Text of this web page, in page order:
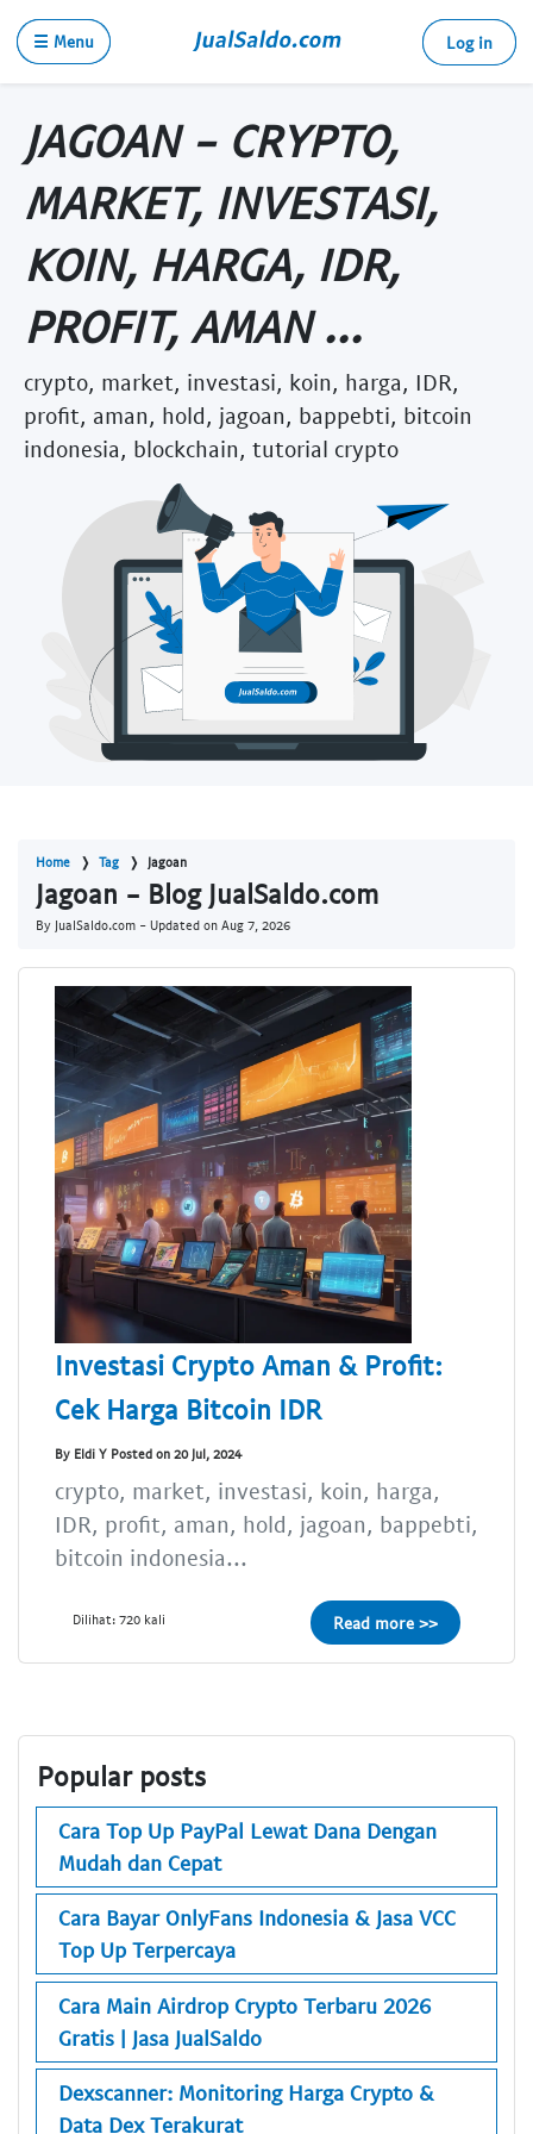
☰ Menu Log in
JAGOAN - CRYPTO,
MARKET, INVESTASI,
KOIN, HARGA, IDR,
PROFIT, AMAN ...
crypto, market, investasi, koin, harga, IDR,
profit, aman, hold, jagoan, bappebti, bitcoin
indonesia, blockchain, tutorial crypto
Home Tag Jagoan
Jagoan - Blog JualSaldo.com
By JualSaldo.com - Updated on Aug 7, 2026
Investasi Crypto Aman & Profit:
Cek Harga Bitcoin IDR
By Eldi Y Posted on 20 Jul, 2024
crypto, market, investasi, koin, harga,
IDR, profit, aman, hold, jagoan, bappebti,
bitcoin indonesia...
Dilihat: 720 kali Read more >>
Popular posts
Cara Top Up PayPal Lewat Dana Dengan
Mudah dan Cepat
Cara Bayar OnlyFans Indonesia & Jasa VCC
Top Up Terpercaya
Cara Main Airdrop Crypto Terbaru 2026
Gratis | Jasa JualSaldo
Dexscanner: Monitoring Harga Crypto &
Data Dex Terakurat